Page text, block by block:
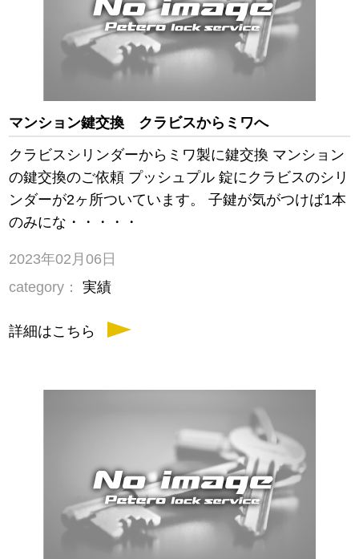
マンション鍵交換 クラビスからミワへ
クラビスシリンダーからミワ製に鍵交換 マンション
の鍵交換のご依頼 プッシュプル 錠にクラビスのシリ
ンダーが2ヶ所ついています。 子鍵が気がつけば1本
のみにな・・・・・
2023年02月06日
category：
実績
詳細はこちら